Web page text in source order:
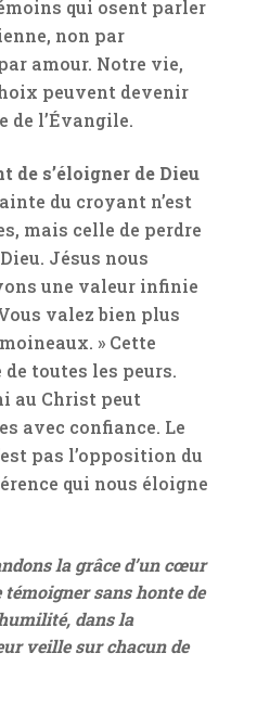
qui osent parler
non par
amour. Notre vie,
peuvent devenir
de l’Évangile.
de s’éloigner de Dieu
du croyant n’est
mais celle de perdre
Jésus nous
une valeur infinie
valez bien plus
» Cette
toutes les peurs.
au Christ peut
avec confiance. Le
pas l’opposition du
qui nous éloigne
la grâce d’un cœur
sans honte de
dans la
veille sur chacun de